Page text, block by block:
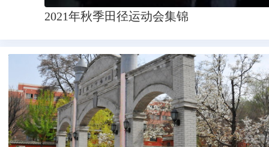
2021年秋季田径运动会集锦